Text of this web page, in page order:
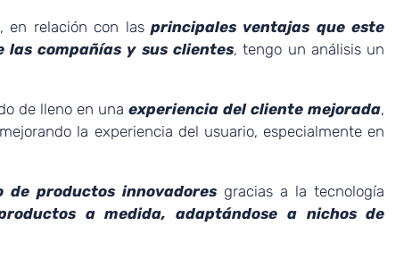
en relación con lasprincipales ventajas que este
compañías y sus clientes, tengo un análisis un
de lleno en una experiencia del cliente mejorada,
la experiencia del usuario, especialmente en
de productos innovadores gracias a la tecnología
a medida, adaptándose a nichos de